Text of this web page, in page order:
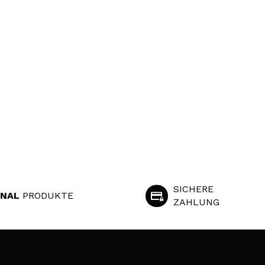
PRODUKTE
SICHERE
ZAHLUNG